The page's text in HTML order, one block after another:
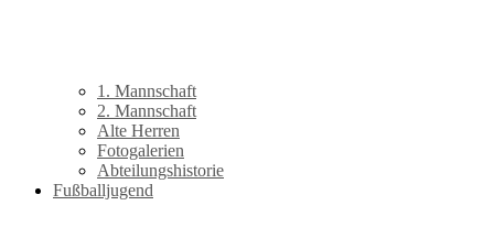
1. Mannschaft
2. Mannschaft
Alte Herren
Fotogalerien
Abteilungshistorie
Fußballjugend